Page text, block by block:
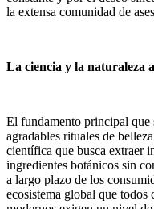
la extensa comunidad de
La ciencia y la naturaleza
El fundamento principal que
agradables rituales de
científica que busca extraer
ingredientes botánicos sin
a largo plazo de los
ecosistema global que todos